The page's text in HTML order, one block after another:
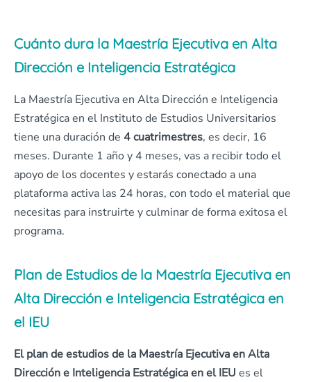
Cuánto dura la Maestría Ejecutiva en Alta
Dirección e Inteligencia Estratégica
La Maestría Ejecutiva en Alta Dirección e Inteligencia
Estratégica en el Instituto de Estudios Universitarios
tiene una duración de 4 cuatrimestres, es decir, 16
meses. Durante 1 año y 4 meses, vas a recibir todo el
apoyo de los docentes y estarás conectado a una
plataforma activa las 24 horas, con todo el material que
necesitas para instruirte y culminar de forma exitosa el
programa.
Plan de Estudios de la Maestría Ejecutiva en
Alta Dirección e Inteligencia Estratégica en
el IEU
El plan de estudios de la Maestría Ejecutiva en Alta
Dirección e Inteligencia Estratégica en el IEU es el